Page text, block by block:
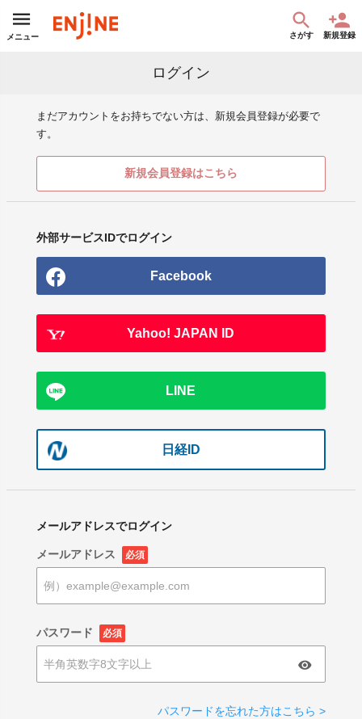
メニュー さがす 新規登録
ログイン
まだアカウントをお持ちでない方は、新規会員登録が必要で
す。
新規会員登録はこちら
外部サービスIDでログイン
Facebook
Yahoo! JAPAN ID
LINE
日経ID
メールアドレスでログイン
メールアドレス 必須
パスワード 必須
パスワードを忘れた方はこちら >